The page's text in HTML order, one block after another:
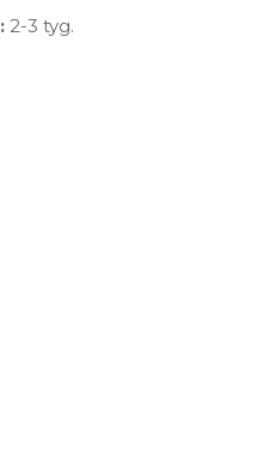
2-3 tyg.